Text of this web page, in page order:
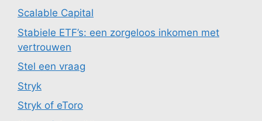
Scalable Capital
Stabiele ETF’s: een zorgeloos inkomen met
vertrouwen
Stel een vraag
Stryk
Stryk of eToro